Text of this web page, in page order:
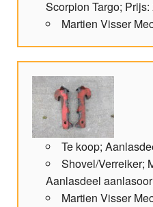
Scorpion Targo; Prijs:
Martien Visser
Te koop;
Shovel/Verreiker;
Aanlasdeel
Martien Visser